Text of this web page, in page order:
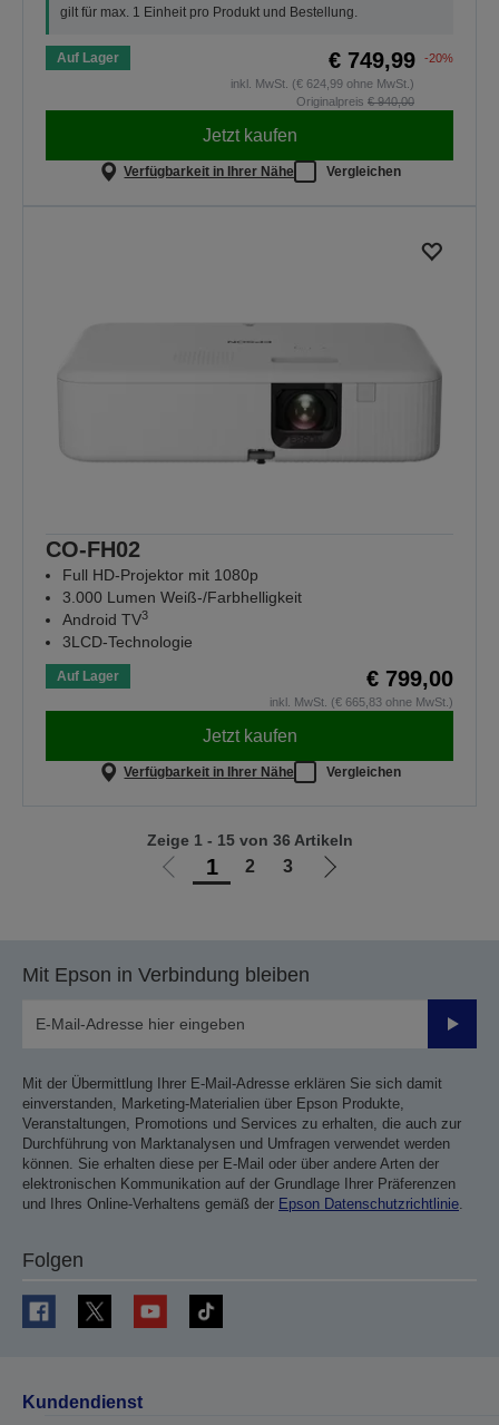
gilt für max. 1 Einheit pro Produkt und Bestellung.
Auf Lager € 749,99
-20%
inkl. MwSt. (€ 624,99 ohne MwSt.)
Originalpreis € 940,00
Jetzt kaufen
Verfügbarkeit in Ihrer Nähe Vergleichen
CO-FH02
Full HD-Projektor mit 1080p
3.000 Lumen Weiß-/Farbhelligkeit
Android TV3
3LCD-Technologie
Auf Lager € 799,00
inkl. MwSt. (€ 665,83 ohne MwSt.)
Jetzt kaufen
Verfügbarkeit in Ihrer Nähe Vergleichen
Zur
1 2 3
Zur
Zeige 1 - 15 von 36 Artikeln
Mit Epson in Verbindung bleiben
Mit der Übermittlung Ihrer E-Mail-Adresse erklären Sie sich damit
einverstanden, Marketing-Materialien über Epson Produkte,
Veranstaltungen, Promotions und Services zu erhalten, die auch zur
Durchführung von Marktanalysen und Umfragen verwendet werden
können. Sie erhalten diese per E-Mail oder über andere Arten der
elektronischen Kommunikation auf der Grundlage Ihrer Präferenzen
und Ihres Online-Verhaltens gemäß der Epson Datenschutzrichtlinie.
Folgen
Kundendienst